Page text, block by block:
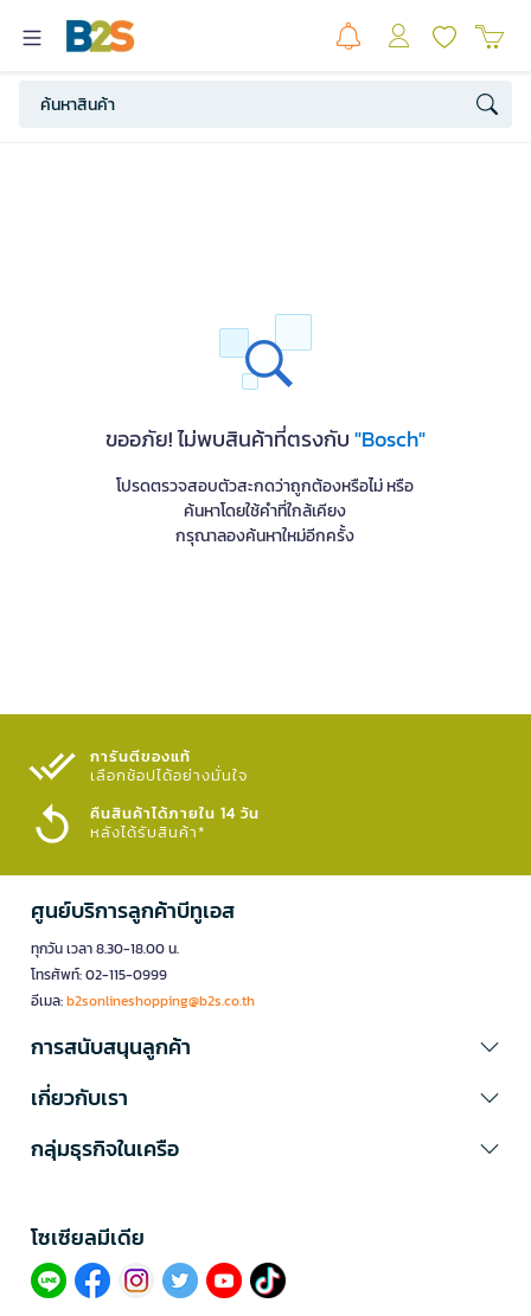
ขออภัย! ไม่พบสินค้าที่ตรงกับ"Bosch"
โปรดตรวจสอบตัวสะกดว่าถูกต้องหรือไม่ หรือ
ค้นหาโดยใช้คำที่ใกล้เคียง
กรุณาลองค้นหาใหม่อีกครั้ง
การันตีของแท้
เลือกช้อปได้อย่างมั่นใจ​
คืนสินค้าได้ภายใน 14 วัน
หลังได้รับสินค้า*
ศูนย์บริการลูกค้าบีทูเอส
ทุกวัน เวลา 8.30-18.00 น.
โทรศัพท์: 02-115-0999
อีเมล:b2sonlineshopping@b2s.co.th
การสนับสนุนลูกค้า
เกี่ยวกับเรา
กลุ่มธุรกิจในเครือ
โซเซียลมีเดีย​